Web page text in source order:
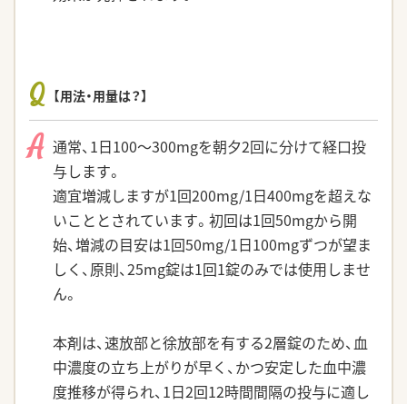
Q 【用法・用量は？】
A 通常、1日100〜300mgを朝夕2回に分けて経口投
与します。
適宜増減しますが1回200mg/1日400mgを超えな
いこととされています。初回は1回50mgから開
始、増減の目安は1回50mg/1日100mgずつが望ま
しく、原則、25mg錠は1回1錠のみでは使用しませ
ん。
本剤は、速放部と徐放部を有する2層錠のため、血
中濃度の立ち上がりが早く、かつ安定した血中濃
度推移が得られ、1日2回12時間間隔の投与に適し